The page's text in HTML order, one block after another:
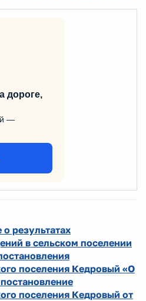
дороге,
—
результатах
в сельском поселении
поселения Кедровый «О
поселения Кедровый от